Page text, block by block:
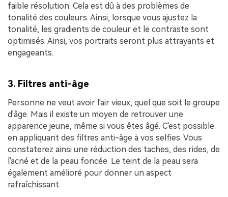
faible résolution. Cela est dû à des problèmes de
tonalité des couleurs. Ainsi, lorsque vous ajustez la
tonalité, les gradients de couleur et le contraste sont
optimisés. Ainsi, vos portraits seront plus attrayants et
engageants.
3. Filtres anti-âge
Personne ne veut avoir l'air vieux, quel que soit le groupe
d'âge. Mais il existe un moyen de retrouver une
apparence jeune, même si vous êtes âgé. C'est possible
en appliquant des filtres anti-âge à vos selfies. Vous
constaterez ainsi une réduction des taches, des rides, de
l'acné et de la peau foncée. Le teint de la peau sera
également amélioré pour donner un aspect
rafraîchissant.